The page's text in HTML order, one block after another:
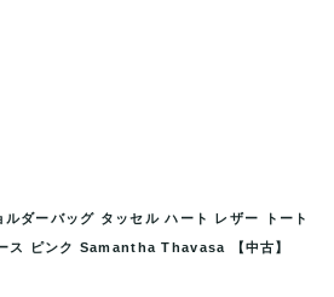
ダーバッグ タッセル ハート レザー トート
ス ピンク Samantha Thavasa 【中古】